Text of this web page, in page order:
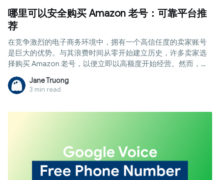
哪里可以安全购买 Amazon 老号：可靠平台推
荐
在竞争激烈的电子商务环境中，拥有一个高信任度的卖家账号
是巨大的优势。与其浪费时间从零开始建立历史，许多卖家选
择购买 Amazon 老号，以便立即以高额度开始经营。然而，目
前的账号交易市场仍存在诈骗或违反平台政策的风险。本文将
为您提供最可靠的交易平台，并附上有关质量评估和交接后安
全流程的详细指南，助您安心扩大业务规模。
Jane Truong
3 min read